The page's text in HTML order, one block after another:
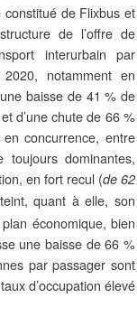
de Flixbus et
de l’offre de
interurbain par
notamment en
baisse de 41 % de
d’une chute de 66 %
concurrence, entre
dominantes,
en fort recul (de 62
quant à elle, son
économique, bien
une baisse de 66 %
par passager sont
d’occupation élevé